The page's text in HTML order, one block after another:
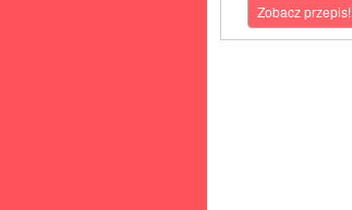
Zobacz przepis!